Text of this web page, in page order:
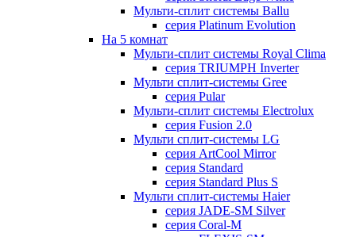
Мульти-сплит системы Ballu
серия Platinum Evolution
На 5 комнат
Мульти-сплит системы Royal Clima
серия TRIUMPH Inverter
Мульти сплит-системы Gree
серия Pular
Мульти-сплит системы Electrolux
серия Fusion 2.0
Мульти сплит-системы LG
серия ArtCool Mirror
серия Standard
серия Standard Plus S
Мульти сплит-системы Haier
серия JADE-SM Silver
серия Coral-M